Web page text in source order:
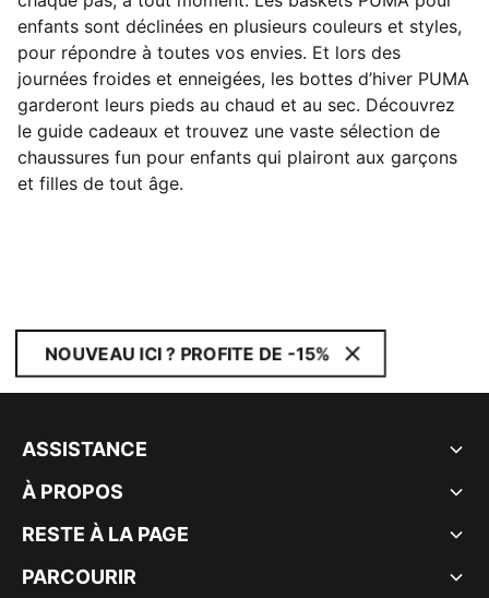
enfants sont déclinées en plusieurs couleurs et styles,
pour répondre à toutes vos envies. Et lors des
journées froides et enneigées, les bottes d’hiver PUMA
garderont leurs pieds au chaud et au sec. Découvrez
le guide cadeaux et trouvez une vaste sélection de
chaussures fun pour enfants qui plairont aux garçons
et filles de tout âge.
NOUVEAU ICI ? PROFITE DE -15%
ASSISTANCE
À PROPOS
RESTE À LA PAGE
PARCOURIR